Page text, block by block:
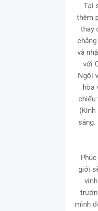
Tại
thêm
thay
và
với
Ngôi
hòa
chiếu
sáng.
giới
mình